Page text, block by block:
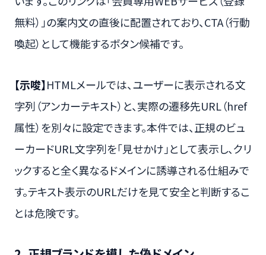
無料）」の案内文の直後に配置されており、CTA（行動
喚起）として機能するボタン候補です。
【示唆】HTMLメールでは、ユーザーに表示される文
字列（アンカーテキスト）と、実際の遷移先URL（href
属性）を別々に設定できます。本件では、正規のビュ
ーカードURL文字列を「見せかけ」として表示し、クリ
ックすると全く異なるドメインに誘導される仕組みで
す。テキスト表示のURLだけを見て安全と判断するこ
とは危険です。